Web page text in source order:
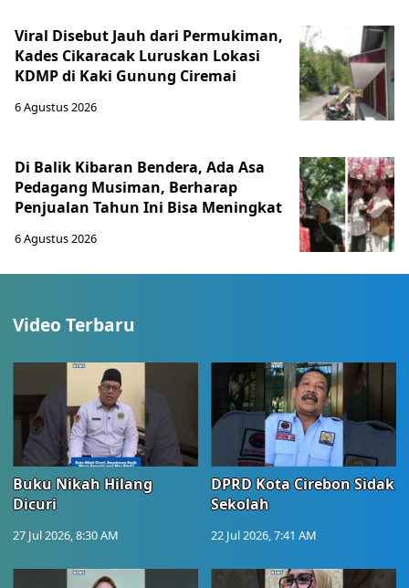
Viral Disebut Jauh dari Permukiman,
Kades Cikaracak Luruskan Lokasi
KDMP di Kaki Gunung Ciremai
6 Agustus 2026
Di Balik Kibaran Bendera, Ada Asa
Pedagang Musiman, Berharap
Penjualan Tahun Ini Bisa Meningkat
6 Agustus 2026
Video Terbaru
Buku Nikah Hilang
Dicuri
27 Jul 2026, 8:30 AM
DPRD Kota Cirebon Sidak
Sekolah
22 Jul 2026, 7:41 AM